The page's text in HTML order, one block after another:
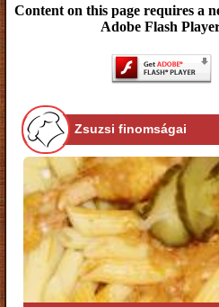
Content on this page requires a
Adobe Flash
Zsuzsi finomságai